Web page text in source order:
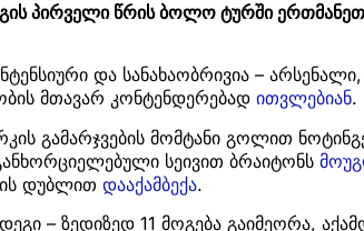
პირველი წრის ბოლო ტურში
და სანახაობრივია – არსენალი,
მთავარ კონტენდერებადითვლებიან.
გამარჯვების მომტანი გოლით
სეივით ბრაიტონს
დუბლითდააქამბექა.
– ზედიზედ 11 მოგება გაიმეორა,